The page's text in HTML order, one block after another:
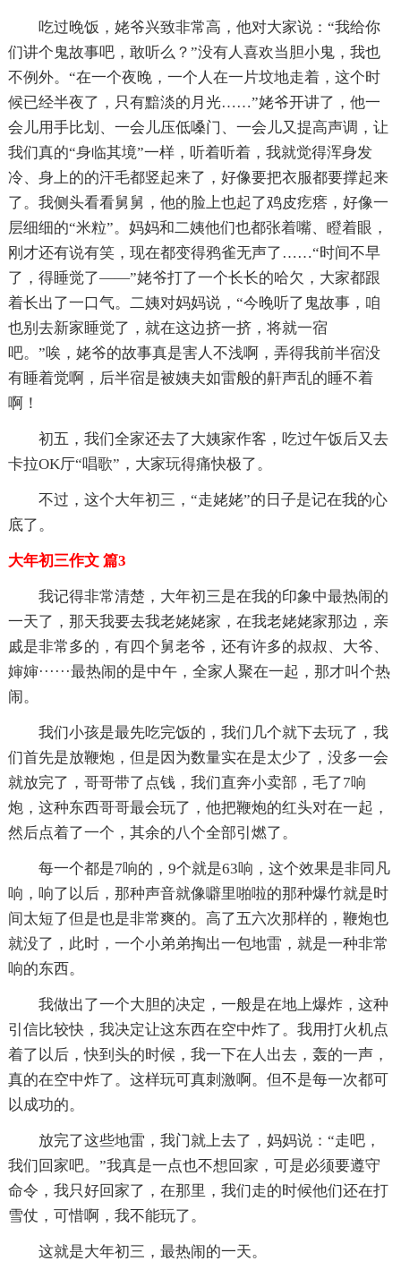
吃过晚饭，姥爷兴致非常高，他对大家说：“我给你
们讲个鬼故事吧，敢听么？”没有人喜欢当胆小鬼，我也
不例外。“在一个夜晚，一个人在一片坟地走着，这个时
候已经半夜了，只有黯淡的月光……”姥爷开讲了，他一
会儿用手比划、一会儿压低嗓门、一会儿又提高声调，让
我们真的“身临其境”一样，听着听着，我就觉得浑身发
冷、身上的的汗毛都竖起来了，好像要把衣服都要撑起来
了。我侧头看看舅舅，他的脸上也起了鸡皮疙瘩，好像一
层细细的“米粒”。妈妈和二姨他们也都张着嘴、瞪着眼，
刚才还有说有笑，现在都变得鸦雀无声了……“时间不早
了，得睡觉了——”姥爷打了一个长长的哈欠，大家都跟
着长出了一口气。二姨对妈妈说，“今晚听了鬼故事，咱
也别去新家睡觉了，就在这边挤一挤，将就一宿
吧。”唉，姥爷的故事真是害人不浅啊，弄得我前半宿没
有睡着觉啊，后半宿是被姨夫如雷般的鼾声乱的睡不着
啊！
初五，我们全家还去了大姨家作客，吃过午饭后又去
卡拉OK厅“唱歌”，大家玩得痛快极了。
不过，这个大年初三，“走姥姥”的日子是记在我的心
底了。
大年初三作文 篇3
我记得非常清楚，大年初三是在我的印象中最热闹的
一天了，那天我要去我老姥姥家，在我老姥姥家那边，亲
戚是非常多的，有四个舅老爷，还有许多的叔叔、大爷、
婶婶······最热闹的是中午，全家人聚在一起，那才叫个热
闹。
我们小孩是最先吃完饭的，我们几个就下去玩了，我
们首先是放鞭炮，但是因为数量实在是太少了，没多一会
就放完了，哥哥带了点钱，我们直奔小卖部，毛了7响
炮，这种东西哥哥最会玩了，他把鞭炮的红头对在一起，
然后点着了一个，其余的八个全部引燃了。
每一个都是7响的，9个就是63响，这个效果是非同凡
响，响了以后，那种声音就像噼里啪啦的那种爆竹就是时
间太短了但是也是非常爽的。高了五六次那样的，鞭炮也
就没了，此时，一个小弟弟掏出一包地雷，就是一种非常
响的东西。
我做出了一个大胆的决定，一般是在地上爆炸，这种
引信比较快，我决定让这东西在空中炸了。我用打火机点
着了以后，快到头的时候，我一下在人出去，轰的一声，
真的在空中炸了。这样玩可真刺激啊。但不是每一次都可
以成功的。
放完了这些地雷，我门就上去了，妈妈说：“走吧，
我们回家吧。”我真是一点也不想回家，可是必须要遵守
命令，我只好回家了，在那里，我们走的时候他们还在打
雪仗，可惜啊，我不能玩了。
这就是大年初三，最热闹的一天。